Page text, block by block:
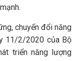
chuyển đổi năng
11/2/2020 của Bộ
triển năng lượng